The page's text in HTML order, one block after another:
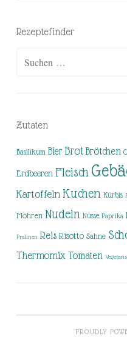
Rezeptefinder
Zutaten
Basilikum Bier Brot Brötchen
Erdbeeren Fleisch
Kartoffeln Kuchen Kürbis
Möhren Nudeln Nüsse Paprika
Pralinen Reis Risotto Sahne
Thermomix Tomaten
PROUDLY